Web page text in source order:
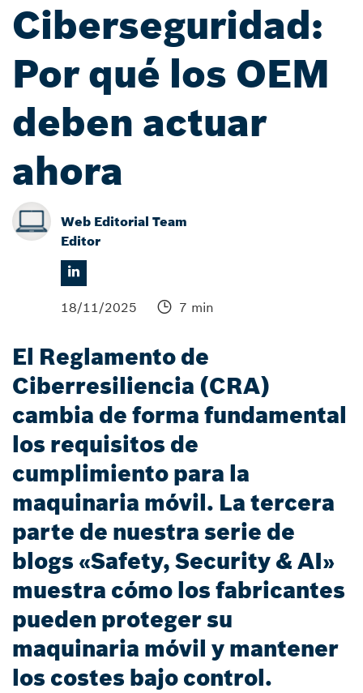
Ciberseguridad:
Por qué los OEM
deben actuar
ahora
Web Editorial Team
Editor
18/11/2025 7 min
El Reglamento de
Ciberresiliencia (CRA)
cambia de forma fundamental
los requisitos de
cumplimiento para la
maquinaria móvil. La tercera
parte de nuestra serie de
blogs «Safety, Security & AI»
muestra cómo los fabricantes
pueden proteger su
maquinaria móvil y mantener
los costes bajo control.